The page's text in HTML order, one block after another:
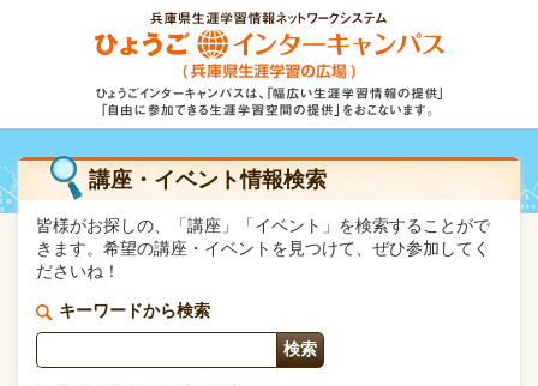
講座・イベント情報検索
皆様がお探しの、「講座」「イベント」を検索することがで
きます。希望の講座・イベントを見つけて、ぜひ参加してく
ださいね！
キーワードから検索